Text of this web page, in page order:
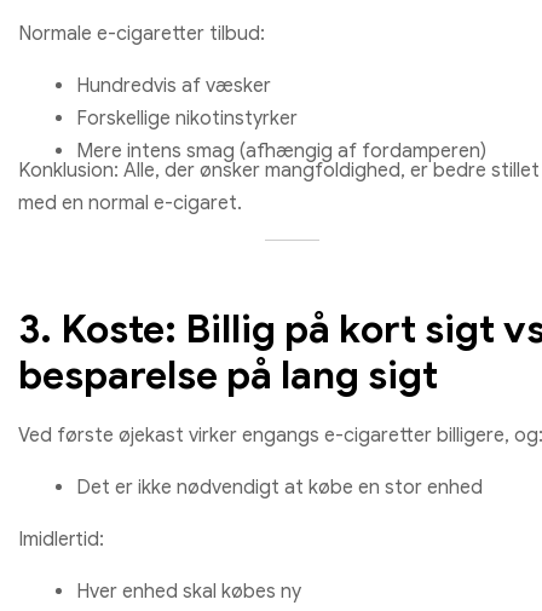
Normale e-cigaretter tilbud:
Hundredvis af væsker
Forskellige nikotinstyrker
Mere intens smag (afhængig af fordamperen)
Konklusion: Alle, der ønsker mangfoldighed, er bedre stillet
med en normal e-cigaret.
3. Koste: Billig på kort sigt
besparelse på lang sigt
Ved første øjekast virker engangs e-cigaretter billigere, og:
Det er ikke nødvendigt at købe en stor enhed
Imidlertid:
Hver enhed skal købes ny